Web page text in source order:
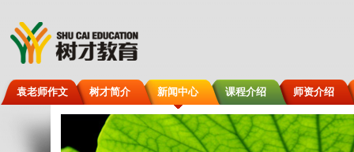
袁老师作文 树才简介 新闻中心 课程介绍 师资介绍